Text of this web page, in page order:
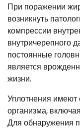
При поражении
возникнуть
компрессии
внутричерепного
постоянные
является
жизни.
Уплотнения имеют
организма,
Для обнаружения